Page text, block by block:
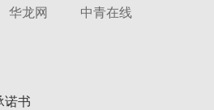
华龙网 中青在线
诺书